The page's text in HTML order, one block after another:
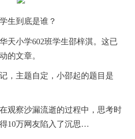
到底是谁？
小学602班学生邵梓淇。这已
的文章。
主题自定，小邵起的题目是
察沙漏流逝的过程中，思考时
10万网友陷入了沉思…